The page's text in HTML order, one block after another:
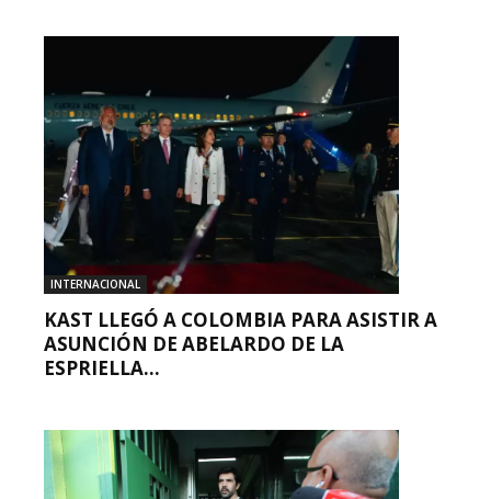
INTERNACIONAL
KAST LLEGÓ A COLOMBIA PARA ASISTIR A
ASUNCIÓN DE ABELARDO DE LA
ESPRIELLA...